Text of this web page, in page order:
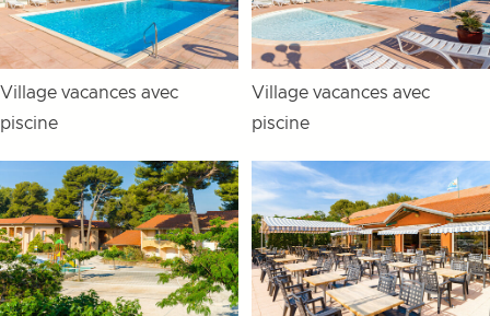
Village vacances avec
piscine
Village vacances avec
piscine